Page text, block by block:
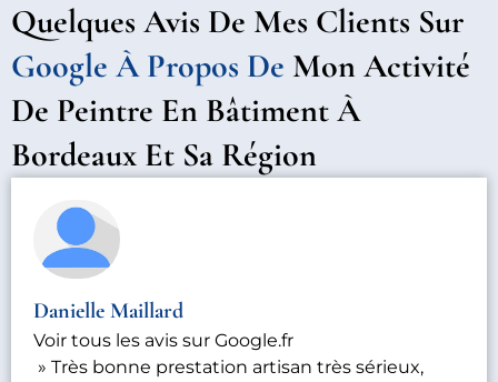
Quelques Avis De Mes Clients Sur
Google À Propos De Mon Activité
De Peintre En Bâtiment À
Bordeaux Et Sa Région
Danielle Maillard
Voir tous les avis sur Google.fr
» Très bonne prestation artisan très sérieux,